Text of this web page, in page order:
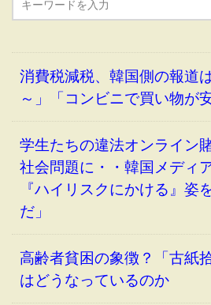
消費税減税、韓国側の報道
～」「コンビニで買い物が
学生たちの違法オンライン
社会問題に・・韓国メディ
『ハイリスクにかける』姿
だ」
高齢者貧困の象徴？「古紙
はどうなっているのか